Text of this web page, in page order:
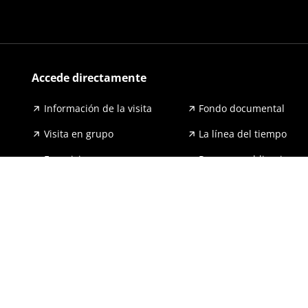
Accede directamente
Información de la visita
Fondo documental
Visita en grupo
La línea del tiempo
Exposiciones
Prensa y publicaciones